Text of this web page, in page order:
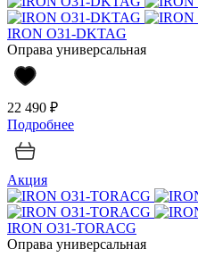
IRON O31-DKTAG
Оправа универсальная
22 490 ₽
Подробнее
Акция
IRON O31-TORACG
Оправа универсальная